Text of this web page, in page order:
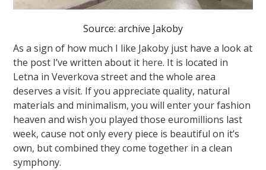
Source: archive Jakoby
As a sign of how much I like Jakoby just have a look at
the post I’ve written about it here. It is located in
Letna in Veverkova street and the whole area
deserves a visit. If you appreciate quality, natural
materials and minimalism, you will enter your fashion
heaven and wish you played those euromillions last
week, cause not only every piece is beautiful on it’s
own, but combined they come together in a clean
symphony.